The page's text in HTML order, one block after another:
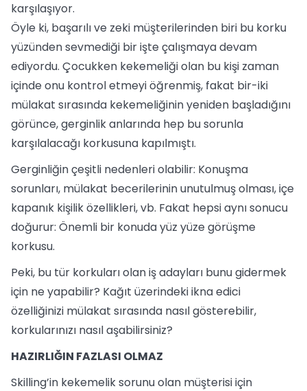
karşılaşıyor.
Öyle ki, başarılı ve zeki müşterilerinden biri bu korku
yüzünden sevmediği bir işte çalışmaya devam
ediyordu. Çocukken kekemeliği olan bu kişi zaman
içinde onu kontrol etmeyi öğrenmiş, fakat bir-iki
mülakat sırasında kekemeliğinin yeniden başladığını
görünce, gerginlik anlarında hep bu sorunla
karşılalacağı korkusuna kapılmıştı.
Gerginliğin çeşitli nedenleri olabilir: Konuşma
sorunları, mülakat becerilerinin unutulmuş olması, içe
kapanık kişilik özellikleri, vb. Fakat hepsi aynı sonucu
doğurur: Önemli bir konuda yüz yüze görüşme
korkusu.
Peki, bu tür korkuları olan iş adayları bunu gidermek
için ne yapabilir? Kağıt üzerindeki ikna edici
özelliğinizi mülakat sırasında nasıl gösterebilir,
korkularınızı nasıl aşabilirsiniz?
HAZIRLIĞIN FAZLASI OLMAZ
Skilling’in kekemelik sorunu olan müşterisi için